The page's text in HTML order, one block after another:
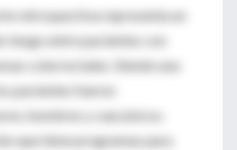
retrospectiva representa un
entre pacientes con
colorrectales. Siendo una
pacientes fueron
hombres y caucásicos.
que tiene programas para